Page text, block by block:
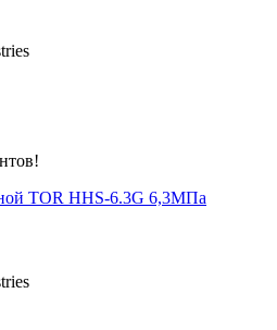
TOR HHS-6.3G 6,3МПа